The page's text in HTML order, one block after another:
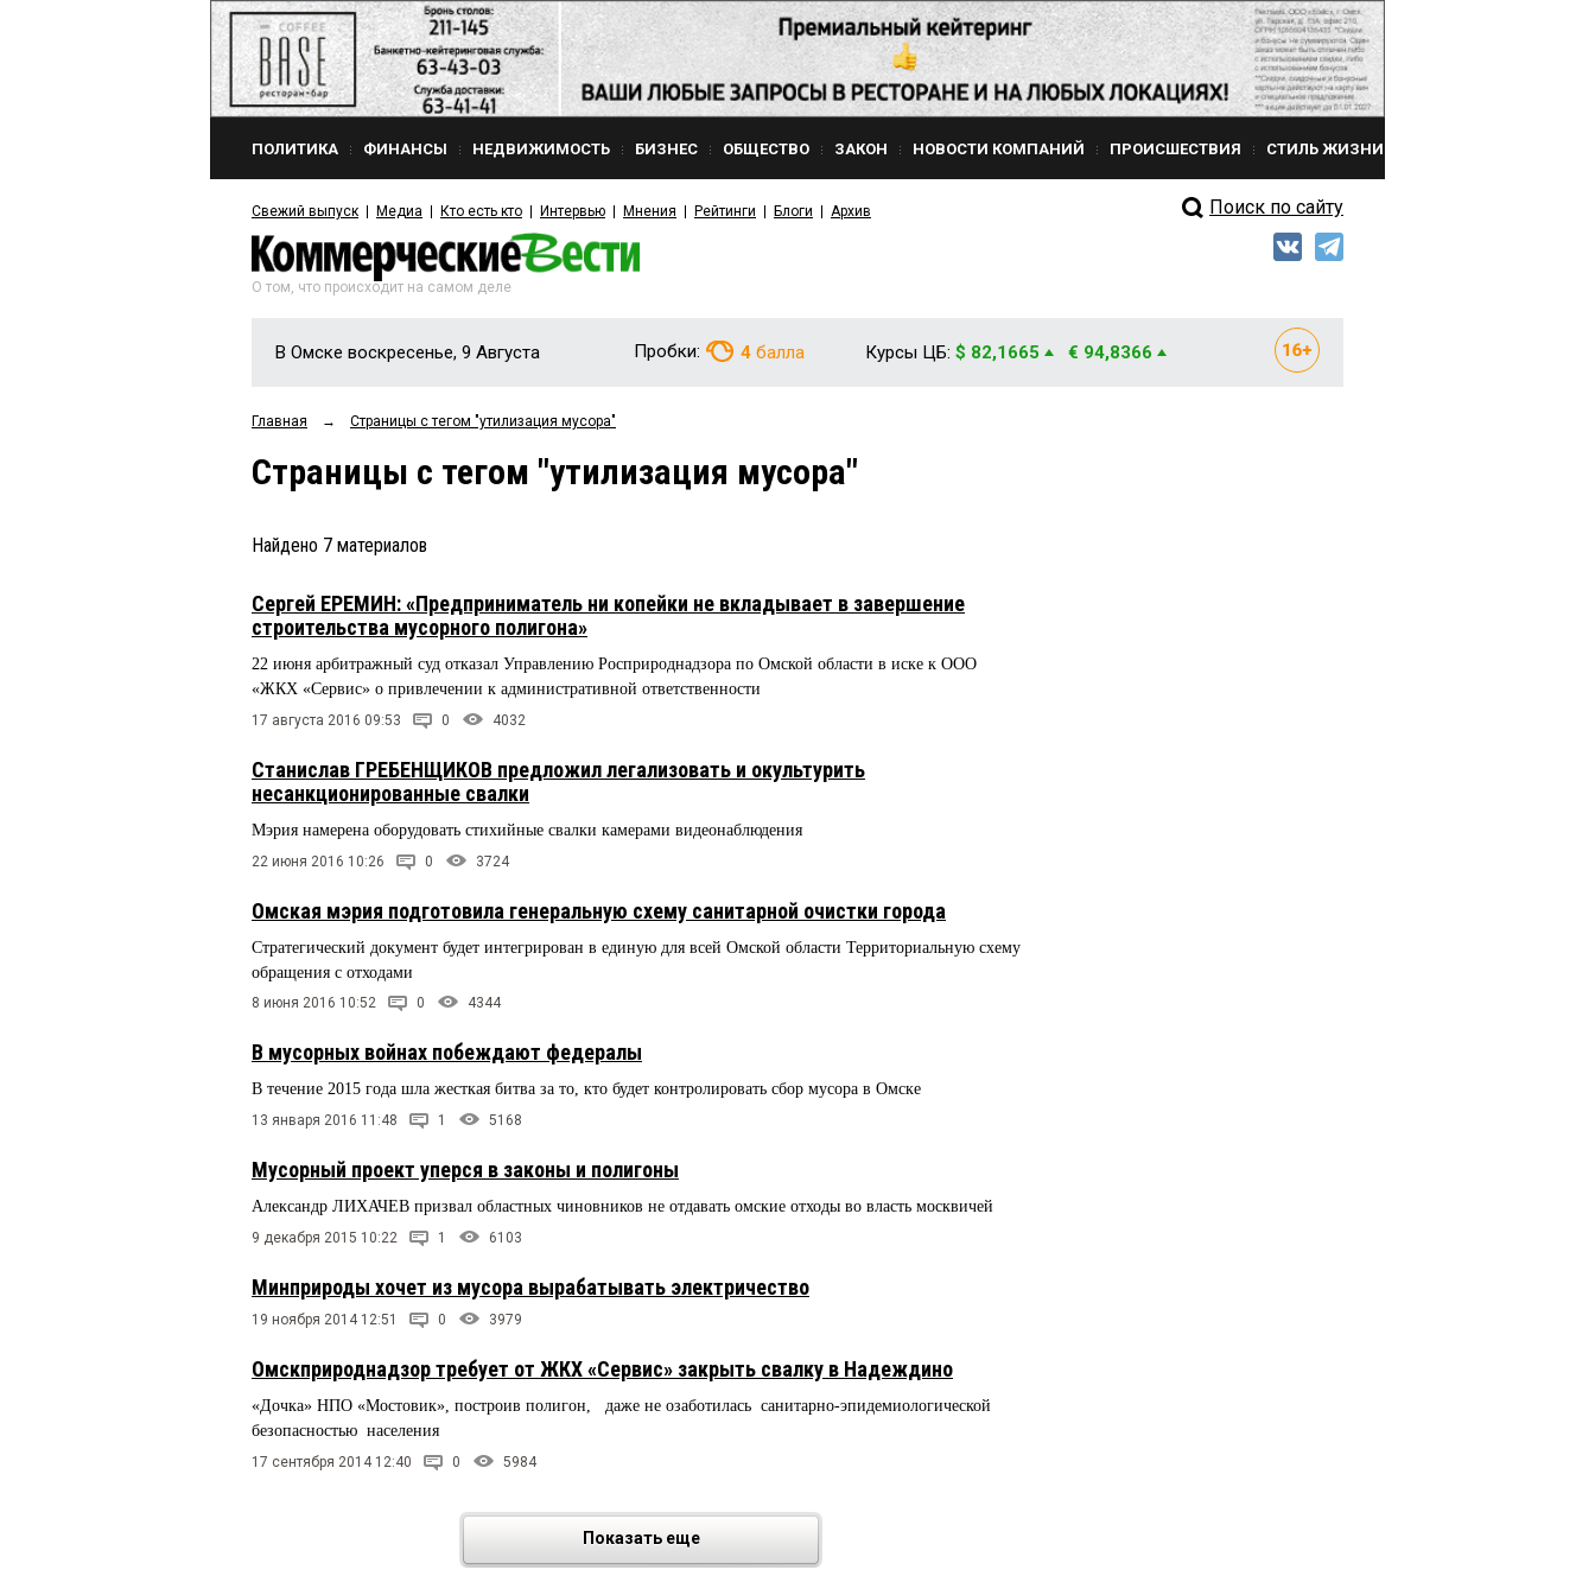
ПОЛИТИКА ФИНАНСЫ НЕДВИЖИМОСТЬ БИЗНЕС ОБЩЕСТВО ЗАКОН НОВОСТИ КОМПАНИЙ ПРОИСШЕСТВИЯ СТИЛЬ ЖИЗНИ
Свежий выпуск Медиа Кто есть кто Интервью Мнения Рейтинги Блоги Архив Поиск по сайту
О том, что происходит на самом деле
В Омске воскресенье, 9 Августа Пробки: 4 балла Курсы ЦБ: $ 82,1665 € 94,8366
Главная → Страницы c тегом "утилизация мусора"
Страницы c тегом "утилизация мусора"
Найдено 7 материалов
Сергей ЕРЕМИН: «Предприниматель ни копейки не вкладывает в завершение
строительства мусорного полигона»
22 июня арбитражный суд отказал Управлению Росприроднадзора по Омской области в иске к ООО
«ЖКХ «Сервис» о привлечении к административной ответственности
17 августа 2016 09:53 0 4032
Станислав ГРЕБЕНЩИКОВ предложил легализовать и окультурить
несанкционированные свалки
Мэрия намерена оборудовать стихийные свалки камерами видеонаблюдения
22 июня 2016 10:26 0 3724
Омская мэрия подготовила генеральную схему санитарной очистки города
Стратегический документ будет интегрирован в единую для всей Омской области Территориальную схему
обращения с отходами
8 июня 2016 10:52 0 4344
В мусорных войнах побеждают федералы
В течение 2015 года шла жесткая битва за то, кто будет контролировать сбор мусора в Омске
13 января 2016 11:48 1 5168
Мусорный проект уперся в законы и полигоны
Александр ЛИХАЧЕВ призвал областных чиновников не отдавать омские отходы во власть москвичей
9 декабря 2015 10:22 1 6103
Минприроды хочет из мусора вырабатывать электричество
19 ноября 2014 12:51 0 3979
Омскприроднадзор требует от ЖКХ «Сервис» закрыть свалку в Надеждино
«Дочка» НПО «Мостовик», построив полигон, даже не озаботилась санитарно-эпидемиологической
безопасностью населения
17 сентября 2014 12:40 0 5984
Показать еще